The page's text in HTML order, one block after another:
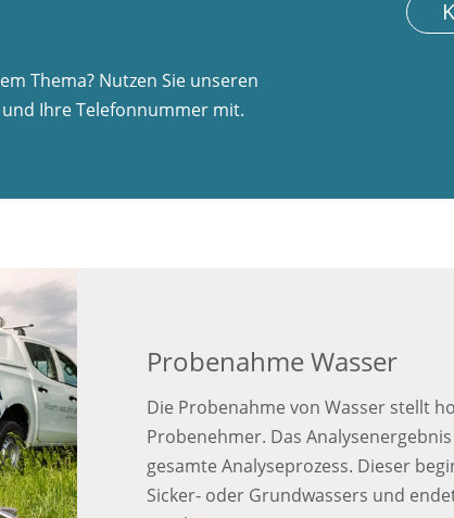
Thema? Nutzen Sie unseren
Ihre Telefonnummer mit.
Probenahme Wasser
Die Probenahme von Wasser stellt
Probenehmer. Das
gesamte Analyseprozess. Dieser
Sicker- oder Grundwassers und